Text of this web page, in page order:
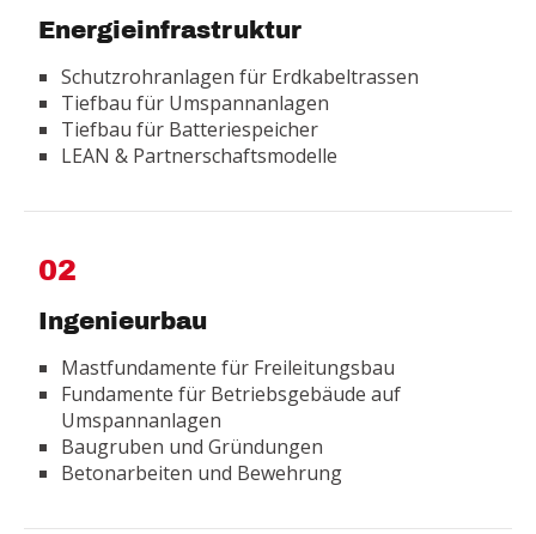
Energieinfrastruktur
Schutzrohranlagen für Erdkabeltrassen
Tiefbau für Umspannanlagen
Tiefbau für Batteriespeicher
LEAN & Partnerschaftsmodelle
02
Ingenieurbau
Mastfundamente für Freileitungsbau
Fundamente für Betriebsgebäude auf
Umspannanlagen
Baugruben und Gründungen
Betonarbeiten und Bewehrung